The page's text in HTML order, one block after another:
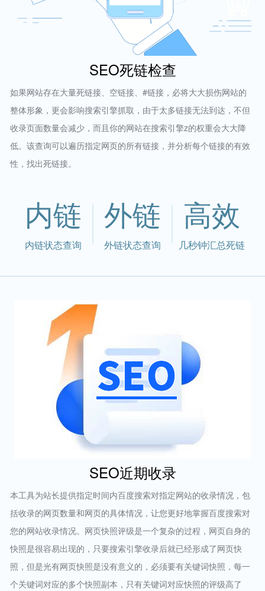
SEO死链检查
如果网站存在大量死链接、空链接、#链接，必将大大损伤网站的
整体形象，更会影响搜索引擎抓取，由于太多链接无法到达，不但
收录页面数量会减少，而且你的网站在搜索引擎z的权重会大大降
低。该查询可以遍历指定网页的所有链接，并分析每个链接的有效
性，找出死链接。
内链
内链状态查询
外链
外链状态查询
高效
几秒钟汇总死链
SEO近期收录
本工具为站长提供指定时间内百度搜索对指定网站的收录情况，包
括收录的网页数量和网页的具体情况，让您更好地掌握百度搜索对
您的网站收录情况。网页快照评级是一个复杂的过程，网页自身的
快照是很容易出现的，只要搜索引擎收录后就已经形成了网页快
照，但是光有网页快照是没有意义的，必须要有关键词快照，每一
个关键词对应的多个快照副本，只有关键词对应快照的评级高了